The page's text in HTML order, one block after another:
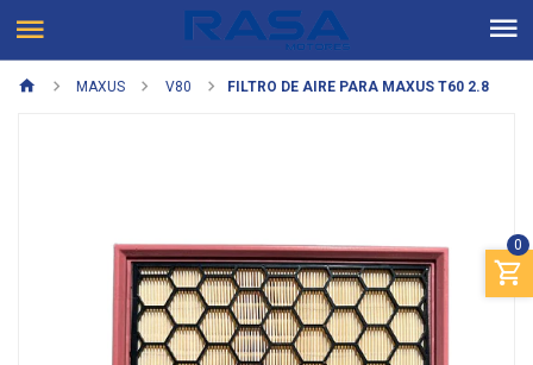
0
MAXUS V80 FILTRO DE AIRE PARA MAXUS T60 2.8